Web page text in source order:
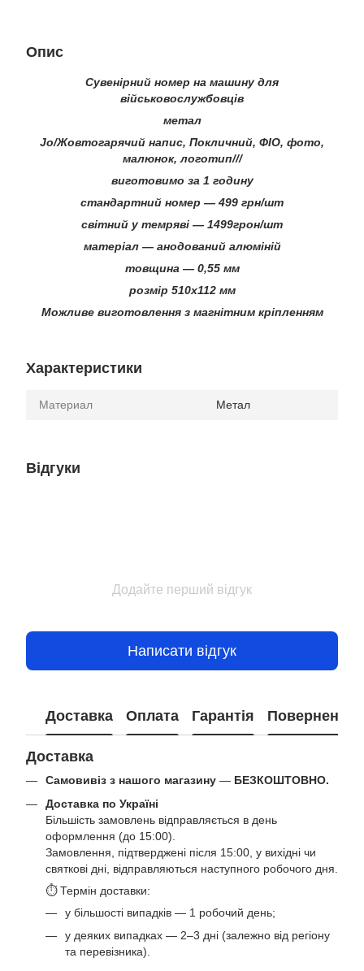
Опис
Сувенірний номер на машину для
військовослужбовців
метал
Jo/Жовтогарячий напис, Покличний, ФІО, фото,
малюнок, логотип///
виготовимо за 1 годину
стандартний номер — 499 грн/шт
світний у темряві — 1499грон/шт
матеріал — анодований алюміній
товщина — 0,55 мм
розмір 510х112 мм
Можливе виготовлення з магнітним кріпленням
Характеристики
Материал Метал
Відгуки
Додайте перший відгук
Написати відгук
Доставка Оплата Гарантія Повернення
Доставка
Самовивіз з нашого магазину — БЕЗКОШТОВНО.
Доставка по Україні
Більшість замовлень відправляється в день
оформлення (до 15:00).
Замовлення, підтверджені після 15:00, у вихідні чи
святкові дні, відправляються наступного робочого дня.
⏱ Термін доставки:
у більшості випадків — 1 робочий день;
у деяких випадках — 2–3 дні (залежно від регіону
та перевізника).